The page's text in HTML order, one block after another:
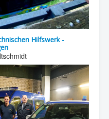
Hilfswerk -